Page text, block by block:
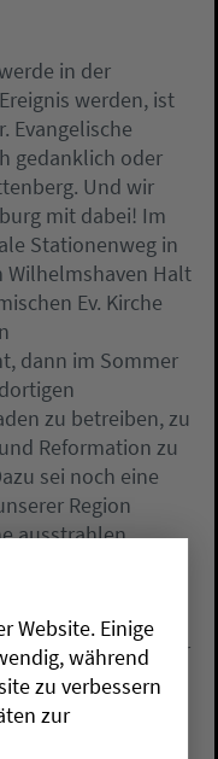
in der
werden, ist
gedanklich oder
Und wir
mit dabei! Im
Stationenweg in
Halt
Ev. Kirche
dann im Sommer
zu betreiben, zu
Reformation zu
sei noch eine
Region
ausstrahlen
geboren und
er auch das Abitur
Jahr in
und
Website. Einige
während
zu verbessern
zur